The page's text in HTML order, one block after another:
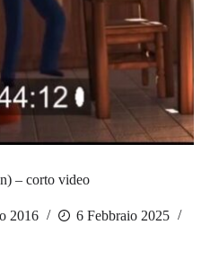
– corto video
2016
6 Febbraio 2025